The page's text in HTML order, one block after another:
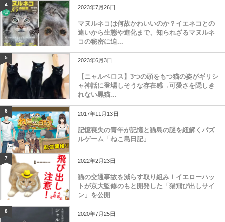
4 2023年7月26日
マヌルネコは何故かわいいのか？イエネコとの
違いから生態や進化まで、知られざるマヌルネ
コの秘密に迫...
5 2023年6月3日
【ニャルベロス】3つの頭をもつ猫の姿がギリシ
ャ神話に登場しそうな存在感→可愛さを隠しき
れない黒猫...
6 2017年11月13日
記憶喪失の青年が記憶と猫島の謎を紐解くパズ
ルゲーム「ねこ島日記」
7 2022年2月23日
猫の交通事故を減らす取り組み！イエローハッ
トが京大監修のもと開発した「猫飛び出しサイ
ン」を公開
8 2020年7月25日